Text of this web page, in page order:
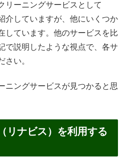
リーニングサービスとして
介していますが、他にいくつか
しています。他のサービスを比
で説明したような視点で、各サ
さい。
ニングサービスが見つかると思
リナビス）を利用する